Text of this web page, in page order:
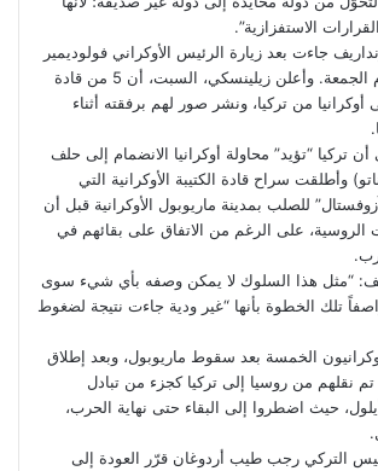
الاستفزازية”.
جاءت بعد زيارة الرئيس الأوكراني فولوديمير
زيلينسكي لتركيا يوم الجمعة. وأعلن زيلينسكي، السبت، أن 5 من قادة
أوكرانيا من تركيا، ونشر صور لهم برفقته أثناء
تركيا “تؤيد” محاولة أوكرانيا الانضمام إلى حلف
وأطلقت سراح قادة الكتيبة الأوكرانية التي
للصلب بمدينة ماريوبول الأوكرانية قبل أن
الروسية، على الرغم من الاتفاق على بقائهم في
“مثل هذا السلوك لا يمكن وصفه بأي شيء سوى
تلك الخطوة بأنها “غير ودية جاءت نتيجة لضغوط
الخمسة بعد سقوط ماريوبول، وبعد إطلاق
نقلهم من روسيا إلى تركيا كجزء من تبادل
حيث اضطروا إلى البقاء حتى نهاية الحرب،
التركي رجب طيب أردوغان قرّر العودة إلى